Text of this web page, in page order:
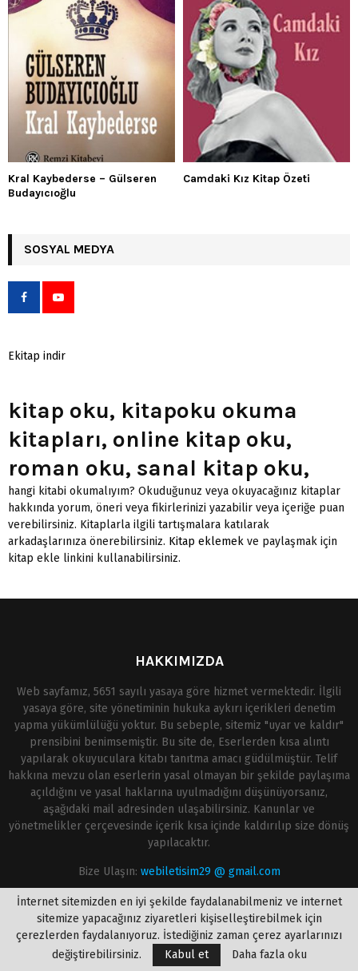
Kral Kaybederse – Gülseren
Budayıcıoğlu
Camdaki Kız Kitap Özeti
SOSYAL MEDYA
Ekitap indir
kitap oku, kitapoku okuma
kitapları, online kitap oku,
roman oku, sanal kitap oku,
hangi kitabi okumalıyım? Okuduğunuz veya okuyacağınız kitaplar
hakkında yorum, öneri veya fikirlerinizi yazabilir veya içeriğe puan
verebilirsiniz. Kitaplarla ilgili tartışmalara katılarak
arkadaşlarınıza önerebilirsiniz. Kitap eklemek ve paylaşmak için
kitap ekle linkini kullanabilirsiniz.
HAKKIMIZDA
Web sayfamız, 5651 sayılı yasaya göre hizmet vermektedir. İlgili
yasaya göre, site yönetiminin hukuka aykırı içerikleri denetim
yapma yükümlülüğü yoktur. Bu sebeple, sitemiz "uyar ve kaldır"
prensibini benimsemiştir. Bu site de, Eserlerden kısa alıntı
yapılarak okuyuculara kitabı tanıtma amacı güdülmüştür. Telif
hakkına mevzu olan eserlerin yasal olmayan bir şekilde paylaşıma
açıldığını ve yasal haklarına uyulmadığını düşünüyorsanız,
aşağıdaki mail adresinden ulaşabilirsiniz. Kanunlar ve
yönetmelikler çerçevesinde içerik kısa içinde kaldırılıp size dönüş
yapılacaktır.
Bize Ulaşın: webiletisim29 @ gmail.com
@2020 - onlinekitapoku.com
İnternet sitemizden en iyi şekilde faydalanabilmeniz ve internet
sitemize yapacağınız ziyaretleri kişiselleştirebilmek için
çerezlerden faydalanıyoruz. İstediğiniz zaman çerez ayarlarınızı
değiştirebilirsiniz.
Kabul et Daha fazla oku